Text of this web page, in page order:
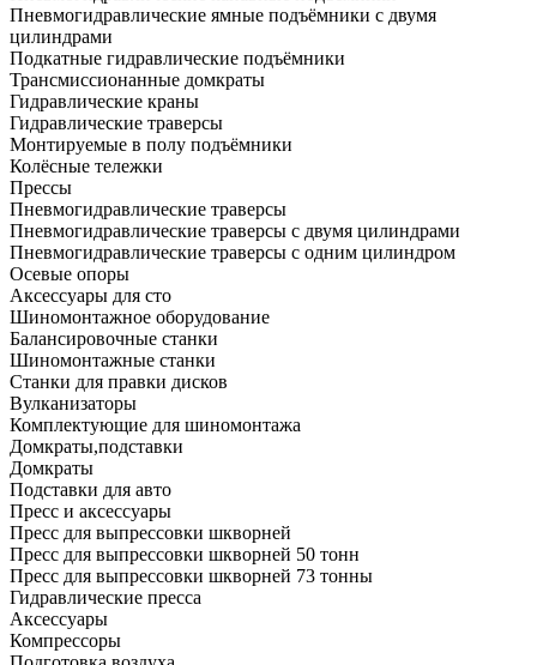
Пневмогидравлические ямные подъёмники с двумя
цилиндрами
Подкатные гидравлические подъёмники
Трансмиссионанные домкраты
Гидравлические краны
Гидравлические траверсы
Монтируемые в полу подъёмники
Колёсные тележки
Прессы
Пневмогидравлические траверсы
Пневмогидравлические траверсы с двумя цилиндрами
Пневмогидравлические траверсы с одним цилиндром
Осевые опоры
Аксессуары для сто
Шиномонтажное оборудование
Балансировочные станки
Шиномонтажные станки
Станки для правки дисков
Вулканизаторы
Комплектующие для шиномонтажа
Домкраты,подставки
Домкраты
Подставки для авто
Пресс и аксессуары
Пресс для выпрессовки шкворней
Пресс для выпрессовки шкворней 50 тонн
Пресс для выпрессовки шкворней 73 тонны
Гидравлические пресса
Аксессуары
Компрессоры